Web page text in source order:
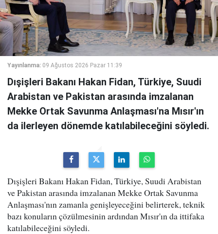
Yayınlanma: 09 Ağustos 2026 Pazar 11:39
Dışişleri Bakanı Hakan Fidan, Türkiye, Suudi
Arabistan ve Pakistan arasında imzalanan
Mekke Ortak Savunma Anlaşması'na Mısır'ın
da ilerleyen dönemde katılabileceğini söyledi.
Dışişleri Bakanı Hakan Fidan, Türkiye, Suudi Arabistan
ve Pakistan arasında imzalanan Mekke Ortak Savunma
Anlaşması'nın zamanla genişleyeceğini belirterek, teknik
bazı konuların çözülmesinin ardından Mısır'ın da ittifaka
katılabileceğini söyledi.